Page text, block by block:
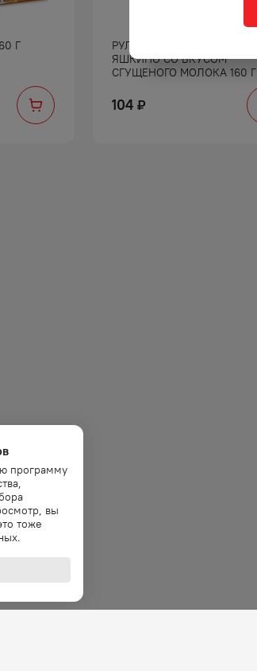
Г
РУЛЕТИКИ ВАФЕЛЬНЫЕ
ЯШКИНО СО ВКУСОМ
СГУЩЕНОГО МОЛОКА 160 Г
104 ₽
программу
вы
тоже